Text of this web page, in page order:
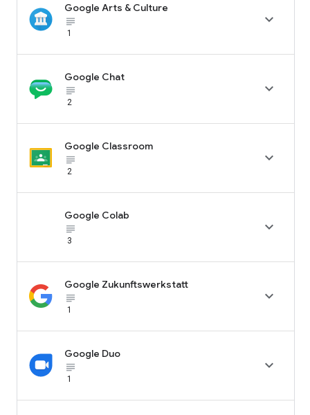
Google Arts & Culture
subject_black
1

Google Chat
subject_black
2

Google Classroom
subject_black
2

Google Colab
subject_black
3

Google Zukunftswerkstatt
subject_black
1

Google Duo
subject_black
1
